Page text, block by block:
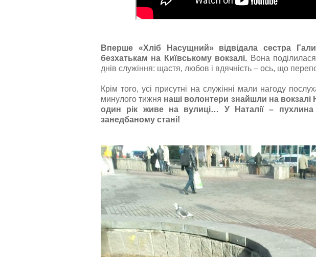
Вперше «Хліб Насущний» відвідала сестра
безхатькам на Київському вокзалі. Вона
днів служіння: щастя, любов і вдячність – ось, що
Крім того, усі присутні на служінні мали нагоду
минулого тижня наші волонтери знайшли на вокзалі
один рік живе на вулиці… У Наталії –
занедбаному стані!